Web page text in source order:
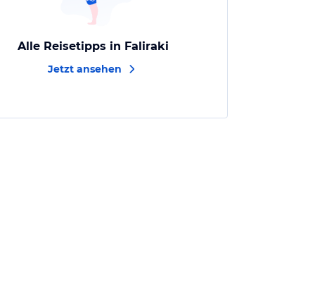
Alle Reisetipps in Faliraki
Jetzt ansehen